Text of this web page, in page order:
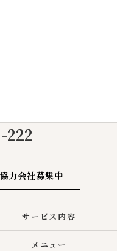
222
協力会社募集中
サービス内容
メニュー